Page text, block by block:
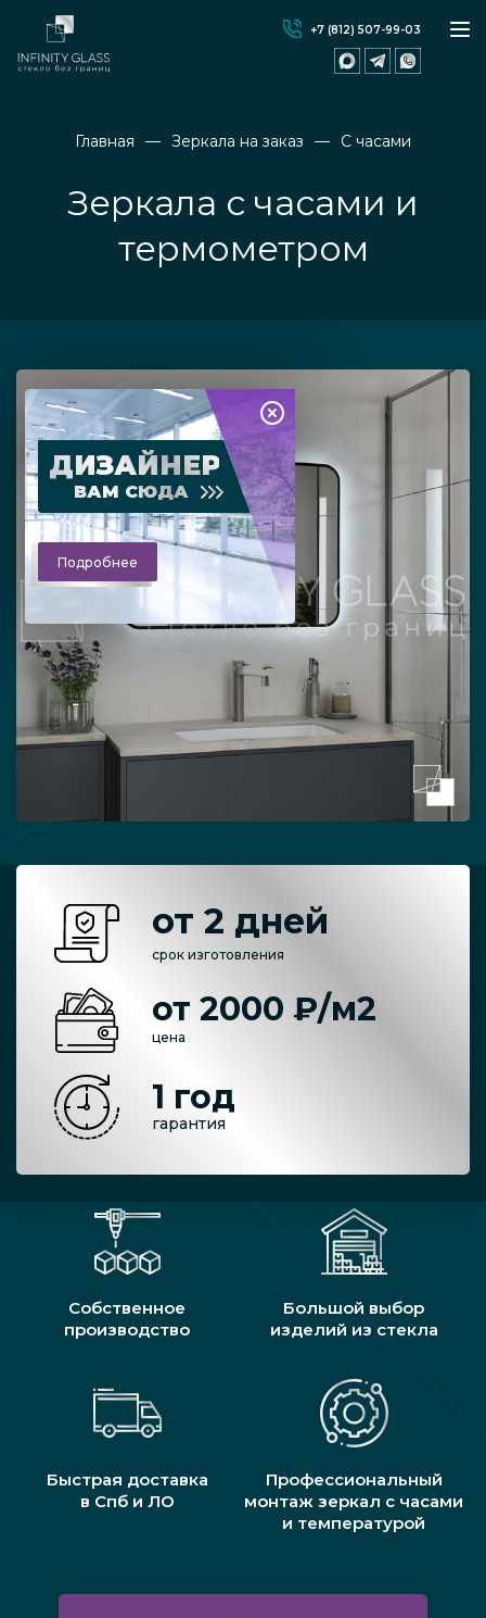
+7 (812) 507-99-03
Главная Зеркала на заказ С часами
Зеркала с часами и
термометром
ДИЗАЙНЕР
ВАМ СЮДА
Подробнее
от 2 дней
срок изготовления
от 2000 ₽/м2
цена
1 год
гарантия
Собственное
производство
Большой выбор
изделий из стекла
Быстрая доставка
в Спб и ЛО
Профессиональный
монтаж зеркал с часами
и температурой